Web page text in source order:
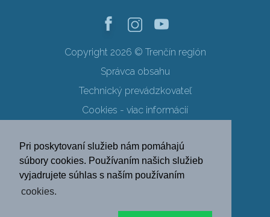
Pri poskytovaní služieb nám pomáhajú
súbory cookies. Používaním našich služieb
vyjadrujete súhlas s naším používaním
cookies.
Copyright 2026 © Trenčín región
Správca obsahu
Technický prevádzkovateľ
Cookies - viac informácií
Ochrana osobných údajov
SK EN DE
PL